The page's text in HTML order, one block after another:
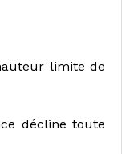
limite de
décline toute